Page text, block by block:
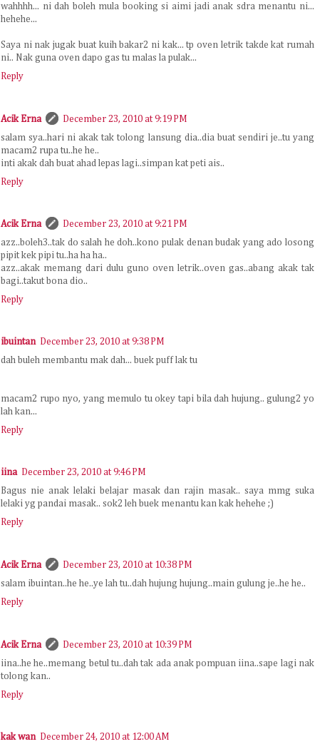
wahhhh... ni dah boleh mula booking si aimi jadi anak sdra menantu ni...
hehehe...
Saya ni nak jugak buat kuih bakar2 ni kak... tp oven letrik takde kat rumah
ni.. Nak guna oven dapo gas tu malas la pulak...
Reply
Acik Erna
December 23, 2010 at 9:19 PM
salam sya..hari ni akak tak tolong lansung dia..dia buat sendiri je..tu yang
macam2 rupa tu..he he..
inti akak dah buat ahad lepas lagi..simpan kat peti ais..
Reply
Acik Erna
December 23, 2010 at 9:21 PM
azz..boleh3..tak do salah he doh..kono pulak denan budak yang ado losong
pipit kek pipi tu..ha ha ha..
azz..akak memang dari dulu guno oven letrik..oven gas..abang akak tak
bagi..takut bona dio..
Reply
ibuintan December 23, 2010 at 9:38 PM
dah buleh membantu mak dah... buek puff lak tu
macam2 rupo nyo, yang memulo tu okey tapi bila dah hujung.. gulung2 yo
lah kan...
Reply
iina December 23, 2010 at 9:46 PM
Bagus nie anak lelaki belajar masak dan rajin masak.. saya mmg suka
lelaki yg pandai masak.. sok2 leh buek menantu kan kak hehehe ;)
Reply
Acik Erna
December 23, 2010 at 10:38 PM
salam ibuintan..he he..ye lah tu..dah hujung hujung..main gulung je..he he..
Reply
Acik Erna
December 23, 2010 at 10:39 PM
iina..he he..memang betul tu..dah tak ada anak pompuan iina..sape lagi nak
tolong kan..
Reply
kak wan December 24, 2010 at 12:00 AM